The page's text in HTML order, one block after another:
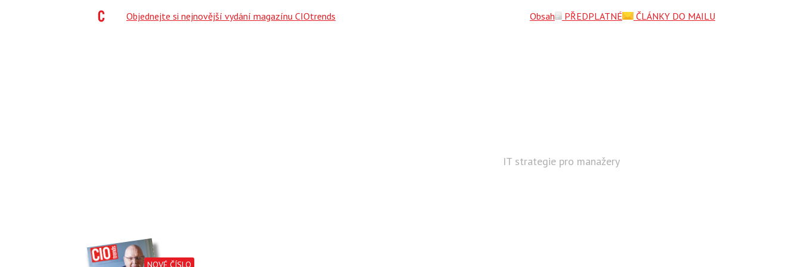
NOVÉ ČÍSLO
IT strategie pro manažery
Objednejte si nejnovější vydání magazínu CIOtrends Obsah PŘEDPLATNÉ ČLÁNKY DO MAILU